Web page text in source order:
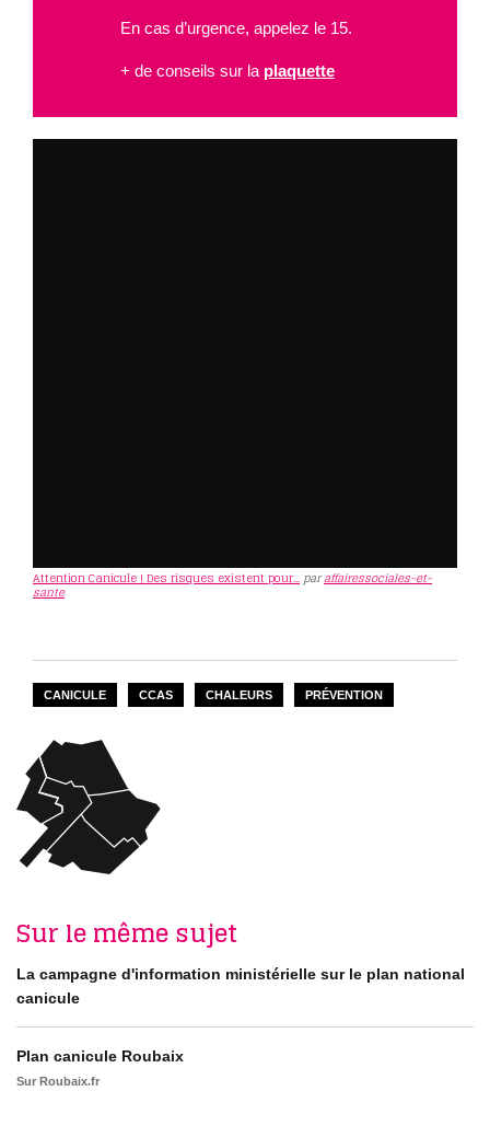
En cas d’urgence, appelez le 15.
+ de conseils sur la plaquette
Attention Canicule ! Des risques existent pour... paraffairessociales-et-
sante
CANICULE CCAS CHALEURS PRÉVENTION
Sur le même sujet
La campagne d'information ministérielle sur le plan national
canicule
Plan canicule Roubaix
Sur Roubaix.fr